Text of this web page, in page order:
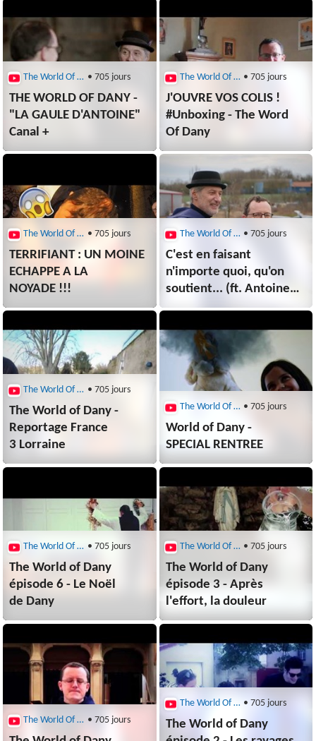
The World Of Dany • 705 jours
THE WORLD OF DANY -
"LA GAULE D'ANTOINE"
Canal +
The World Of Dany • 705 jours
J'OUVRE VOS COLIS !
#Unboxing - The Word
Of Dany
The World Of Dany • 705 jours
TERRIFIANT : UN MOINE
ECHAPPE A LA
NOYADE !!!
The World Of Dany • 705 jours
C'est en faisant
n'importe quoi, qu'on
soutient... (ft. Antoine
de Caunes)
The World Of Dany • 705 jours
The World of Dany -
Reportage France
3 Lorraine
The World Of Dany • 705 jours
World of Dany -
SPECIAL RENTREE
The World Of Dany • 705 jours
The World of Dany
épisode 6 - Le Noël
de Dany
The World Of Dany • 705 jours
The World of Dany
épisode 3 - Après
l'effort, la douleur
The World Of Dany • 705 jours
The World Of Dany • 705 jours
The World of Dany